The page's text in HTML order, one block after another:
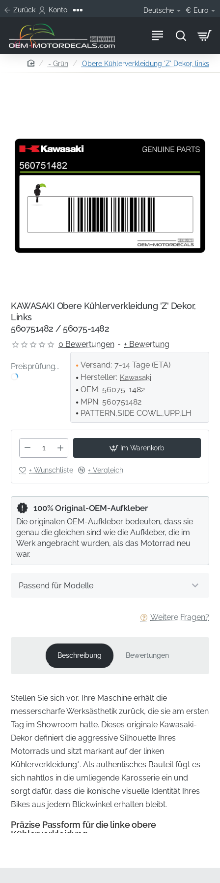
Zurück Konto Deutsche € Euro
home- Grün Obere Kühlerverkleidung 'Z' Dekor, links
KAWASAKI Obere Kühlerverkleidung 'Z' Dekor,
Links
560751482 / 56075-1482
0 Bewertungen - + Bewertung
Preisprüfung... Versand: 7-14 Tage (ETA)
Hersteller: Kawasaki
OEM: 56075-1482
MPN: 560751482
PATTERN,SIDE COWL.,UPP,LH
Im Warenkorb
+ Wunschliste + Vergleich
Weitere Fragen?
Passend für Modelle
100% Original-OEM-Aufkleber
Die originalen OEM-Aufkleber bedeuten, dass sie
genau die gleichen sind wie die Aufkleber, die im
Werk angebracht wurden, als das Motorrad neu
war.
Beschreibung Bewertungen
Stellen Sie sich vor, Ihre Maschine erhält die
messerscharfe Werksästhetik zurück, die sie am ersten
Tag im Showroom hatte. Dieses originale Kawasaki-
Dekor definiert die aggressive Silhouette Ihres
Motorrads und sitzt markant auf der linken
Kühlerverkleidung*. Als authentisches Bauteil fügt es
sich nahtlos in die umliegende Karosserie ein und
sorgt dafür, dass die ikonische visuelle Identität Ihres
Bikes aus jedem Blickwinkel erhalten bleibt.
Präzise Passform für die linke obere
Kühlerverkleidung